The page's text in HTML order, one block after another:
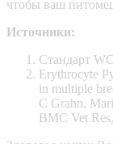
чтобы ваш
Источники:
Стандарт
Erythrocyte
in multiple
C Grahn,
BMC Vet